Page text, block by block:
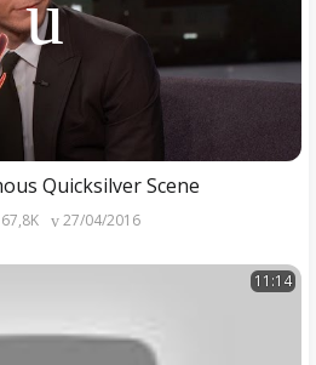
Quicksilver Scene
67,8K 27/04/2016
11:14